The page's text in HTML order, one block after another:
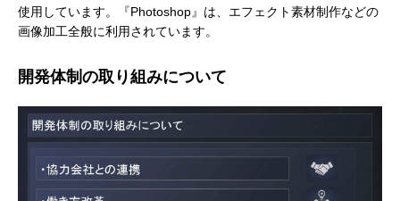
使用しています。『Photoshop』は、エフェクト素材制作などの
画像加工全般に利用されています。
開発体制の取り組みについて